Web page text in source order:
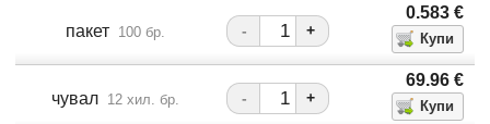
пакет 100 бр. - +
0.583 €
чувал 12 хил. бр. - +
69.96 €